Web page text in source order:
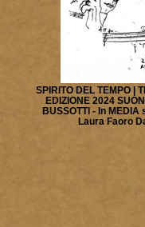
SPIRITO DEL TEMPO |
EDIZIONE 2024
BUSSOTTI - In
Laura Faoro